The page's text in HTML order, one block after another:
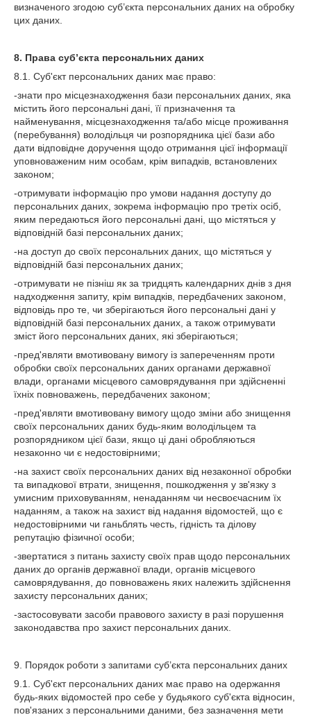
визначеного згодою суб’єкта персональних даних на обробку
цих даних.
8. Права суб’єкта персональних даних
8.1. Суб'єкт персональних даних має право:
-знати про місцезнаходження бази персональних даних, яка
містить його персональні дані, її призначення та
найменування, місцезнаходження та/або місце проживання
(перебування) володільця чи розпорядника цієї бази або
дати відповідне доручення щодо отримання цієї інформації
уповноваженим ним особам, крім випадків, встановлених
законом;
-отримувати інформацію про умови надання доступу до
персональних даних, зокрема інформацію про третіх осіб,
яким передаються його персональні дані, що містяться у
відповідній базі персональних даних;
-на доступ до своїх персональних даних, що містяться у
відповідній базі персональних даних;
-отримувати не пізніш як за тридцять календарних днів з дня
надходження запиту, крім випадків, передбачених законом,
відповідь про те, чи зберігаються його персональні дані у
відповідній базі персональних даних, а також отримувати
зміст його персональних даних, які зберігаються;
-пред'являти вмотивовану вимогу із запереченням проти
обробки своїх персональних даних органами державної
влади, органами місцевого самоврядування при здійсненні
їхніх повноважень, передбачених законом;
-пред'являти вмотивовану вимогу щодо зміни або знищення
своїх персональних даних будь-яким володільцем та
розпорядником цієї бази, якщо ці дані обробляються
незаконно чи є недостовірними;
-на захист своїх персональних даних від незаконної обробки
та випадкової втрати, знищення, пошкодження у зв'язку з
умисним приховуванням, ненаданням чи несвоєчасним їх
наданням, а також на захист від надання відомостей, що є
недостовірними чи ганьблять честь, гідність та ділову
репутацію фізичної особи;
-звертатися з питань захисту своїх прав щодо персональних
даних до органів державної влади, органів місцевого
самоврядування, до повноважень яких належить здійснення
захисту персональних даних;
-застосовувати засоби правового захисту в разі порушення
законодавства про захист персональних даних.
9. Порядок роботи з запитами суб’єкта персональних даних
9.1. Суб'єкт персональних даних має право на одержання
будь-яких відомостей про себе у будьякого суб'єкта відносин,
пов'язаних з персональними даними, без зазначення мети